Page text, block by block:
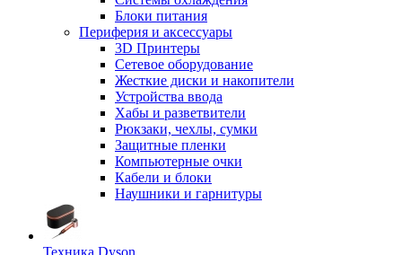
Блоки питания
Периферия и аксессуары
3D Принтеры
Сетевое оборудование
Жесткие диски и накопители
Устройства ввода
Хабы и разветвители
Рюкзаки, чехлы, сумки
Защитные пленки
Компьютерные очки
Кабели и блоки
Наушники и гарнитуры
Техника Dyson